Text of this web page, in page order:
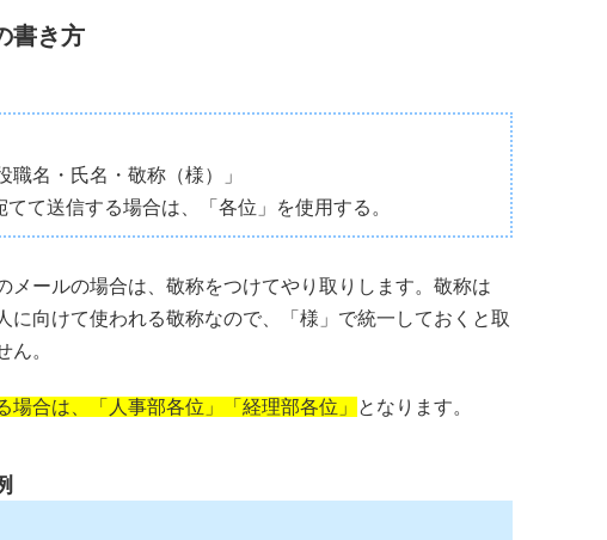
書き方
職名・氏名・敬称（様）」
て送信する場合は、「各位」を使用する。
メールの場合は、敬称をつけてやり取りします。敬称は
に向けて使われる敬称なので、「様」で統一しておくと取
ん。
合は、「人事部各位」「経理部各位」 となります。